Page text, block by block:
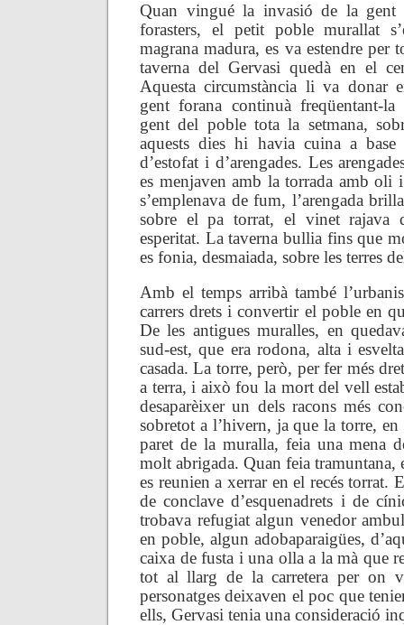
Quan vingué la invasió de la
forasters, el petit poble murallat
magrana madura, es va estendre per
taverna del Gervasi quedà en el
Aquesta circumstància li va donar
gent forana continuà freqüentant-
gent del poble tota la setmana,
aquests dies hi havia cuina a
d’estofat i d’arengades. Les
es menjaven amb la torrada amb oli
s’emplenava de fum, l’arengada
sobre el pa torrat, el vinet rajava
esperitat. La taverna bullia fins que
es fonia, desmaiada, sobre les terres
Amb el temps arribà també
carrers drets i convertir el poble en
De les antigues muralles, en
sud-est, que era rodona, alta i
casada. La torre, però, per fer més
a terra, i això fou la mort del vell
desaparèixer un dels racons més
sobretot a l’hivern, ja que la torre,
paret de la muralla, feia una mena
molt abrigada. Quan feia tramuntana,
es reunien a xerrar en el recés torrat.
de conclave d’esquenadrets i de
trobava refugiat algun venedor
en poble, algun adobaparaigües,
caixa de fusta i una olla a la mà que
tot al llarg de la carretera per on
personatges deixaven el poc que
ells, Gervasi tenia una consideració